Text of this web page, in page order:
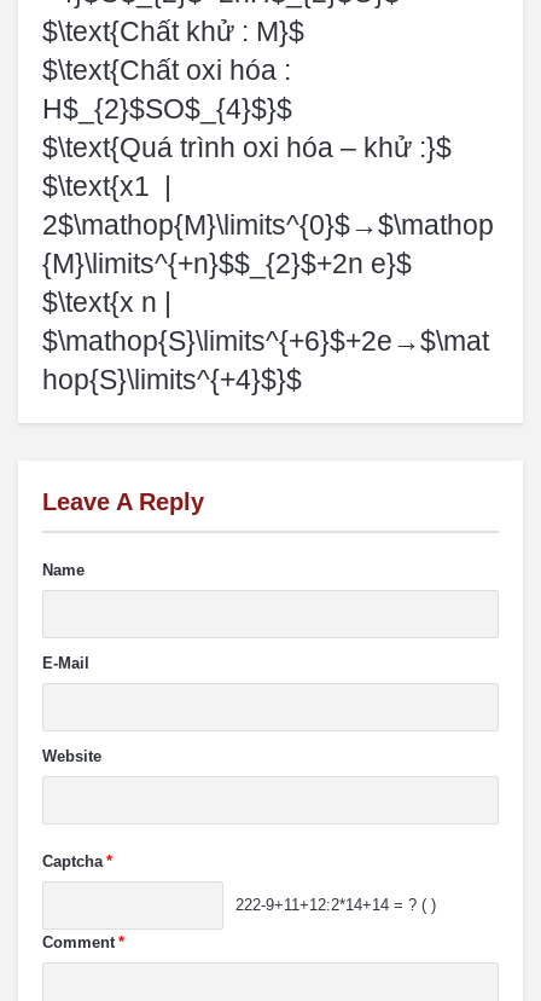
$\text{Chất khử : M}$
$\text{Chất oxi hóa :
H$_{2}$SO$_{4}$}$
$\text{Quá trình oxi hóa – khử :}$
$\text{x1 |
2$\mathop{M}\limits^{0}$→$\mathop
{M}\limits^{+n}$$_{2}$+2n e}$
$\text{x n |
$\mathop{S}\limits^{+6}$+2e→$\mat
hop{S}\limits^{+4}$}$
Leave A Reply
Name
E-Mail
Website
Captcha *
222-9+11+12:2*14+14 = ? ( )
Comment *